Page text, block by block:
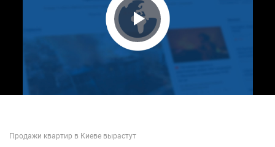
Play Video